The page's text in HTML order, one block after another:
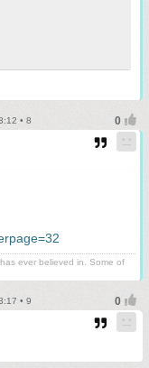
• 8
ever believed in. Some of
• 9